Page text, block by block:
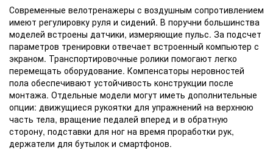
Современные велотренажеры с воздушным сопротивлением
имеют регулировку руля и сидений. В поручни большинства
моделей встроены датчики, измеряющие пульс. За подсчет
параметров тренировки отвечает встроенный компьютер с
экраном. Транспортировочные ролики помогают легко
перемещать оборудование. Компенсаторы неровностей
пола обеспечивают устойчивость конструкции после
монтажа. Отдельные модели могут иметь дополнительные
опции: движущиеся рукоятки для упражнений на верхнюю
часть тела, вращение педалей вперед и в обратную
сторону, подставки для ног на время проработки рук,
держатели для бутылок и смартфонов.